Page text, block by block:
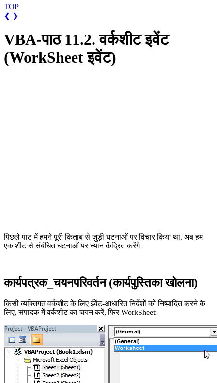
TOP
❮ ❯
VBA-पाठ 11.2. वर्कशीट इवेंट
(WorkSheet इवेंट)
पिछले पाठ में हमने पूरी किताब से जुड़ी घटनाओं पर विचार किया था. अब हम
एक शीट से संबंधित घटनाओं पर ध्यान केंद्रित करेंगे।
कार्यपत्रक_चयनपरिवर्तन (कार्यपुस्तिका खोलना)
किसी व्यक्तिगत वर्कशीट के लिए ईवेंट-आधारित निर्देशों को निष्पादित करने के
लिए, संपादक में वर्कशीट का चयन करें, फिर WorkSheet: